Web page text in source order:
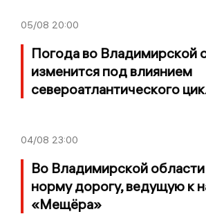
05/08 20:00
Погода во Владимирской
изменится под влиянием
североатлантического
04/08 23:00
Во Владимирской
норму дорогу, ведущую к
«Мещёра»